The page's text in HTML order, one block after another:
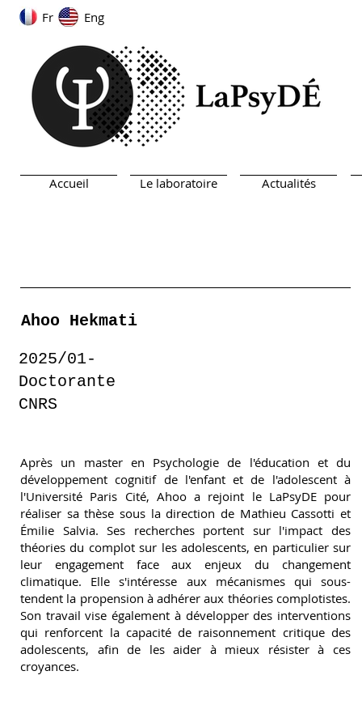
Fr Eng
Accueil Le laboratoire Actualités
Ahoo Hekmati
2025/01-
Doctorante
CNRS
Après un master en Psychologie de l'éducation et du
développement cognitif de l'enfant et de l'adolescent à
l'Université Paris Cité, Ahoo a rejoint le LaPsyDE pour
réaliser sa thèse sous la direction de Mathieu Cassotti et
Émilie Salvia. Ses recherches portent sur l'impact des
théories du complot sur les adolescents, en particulier sur
leur engagement face aux enjeux du changement
climatique. Elle s'intéresse aux mécanismes qui sous-
tendent la propension à adhérer aux théories complotistes.
Son travail vise également à développer des interventions
qui renforcent la capacité de raisonnement critique des
adolescents, afin de les aider à mieux résister à ces
croyances.